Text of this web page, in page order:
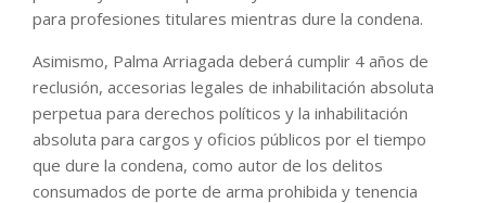
para profesiones titulares mientras dure la condena.
Asimismo, Palma Arriagada deberá cumplir 4 años de
reclusión, accesorias legales de inhabilitación absoluta
perpetua para derechos políticos y la inhabilitación
absoluta para cargos y oficios públicos por el tiempo
que dure la condena, como autor de los delitos
consumados de porte de arma prohibida y tenencia